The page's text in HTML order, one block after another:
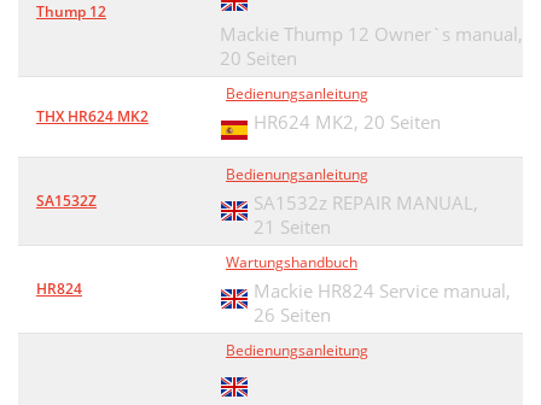
Thump 12
Mackie Thump 12 Owner`s manual,
20 Seiten
THX HR624 MK2
Bedienungsanleitung
HR624 MK2, 20 Seiten
SA1532Z
Bedienungsanleitung
SA1532z REPAIR MANUAL,
21 Seiten
HR824
Wartungshandbuch
Mackie HR824 Service manual,
26 Seiten
Bedienungsanleitung